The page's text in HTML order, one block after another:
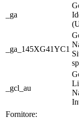
_ga
_ga_145XG41YC1
_gcl_au
Fornitore: